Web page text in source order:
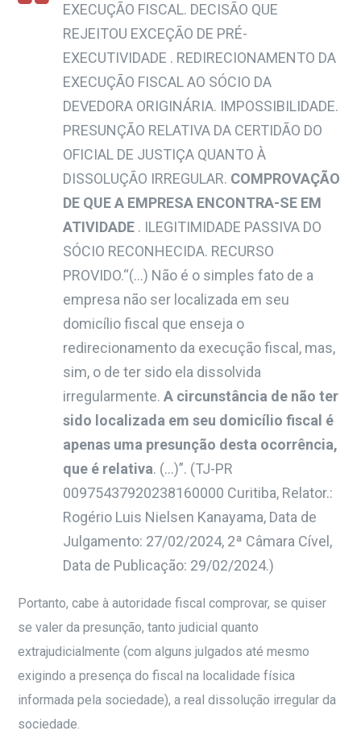
EXECUÇÃO FISCAL. DECISÃO QUE
REJEITOU EXCEÇÃO DE PRÉ-
EXECUTIVIDADE . REDIRECIONAMENTO DA
EXECUÇÃO FISCAL AO SÓCIO DA
DEVEDORA ORIGINÁRIA. IMPOSSIBILIDADE.
PRESUNÇÃO RELATIVA DA CERTIDÃO DO
OFICIAL DE JUSTIÇA QUANTO À
DISSOLUÇÃO IRREGULAR. COMPROVAÇÃO
DE QUE A EMPRESA ENCONTRA-SE EM
ATIVIDADE . ILEGITIMIDADE PASSIVA DO
SÓCIO RECONHECIDA. RECURSO
PROVIDO.“(…) Não é o simples fato de a
empresa não ser localizada em seu
domicílio fiscal que enseja o
redirecionamento da execução fiscal, mas,
sim, o de ter sido ela dissolvida
irregularmente.A circunstância de não ter
sido localizada em seu domicílio fiscal é
apenas uma presunção desta ocorrência,
que é relativa. (…)”. (TJ-PR
00975437920238160000 Curitiba, Relator.:
Rogério Luis Nielsen Kanayama, Data de
Julgamento: 27/02/2024, 2ª Câmara Cível,
Data de Publicação: 29/02/2024.)
Portanto, cabe à autoridade fiscal comprovar, se quiser
se valer da presunção, tanto judicial quanto
extrajudicialmente (com alguns julgados até mesmo
exigindo a presença do fiscal na localidade física
informada pela sociedade), a real dissolução irregular da
sociedade.